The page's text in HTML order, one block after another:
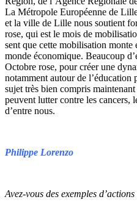
La Métropole Européenne de
et la ville de Lille nous soutient
rose, qui est le mois de
sent que cette mobilisation monte
monde économique. Beaucoup
Octobre rose, pour créer une
notamment autour de l’éducation
sujet très bien compris
peuvent lutter contre les cancers,
d’entre nous.
Philippe Lorenzo
Avez-vous des exemples